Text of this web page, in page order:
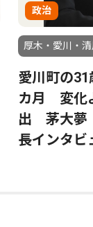
政治
厚木・愛川・清
愛川町の31
カ月 変化
出 茅大夢
長インタビ